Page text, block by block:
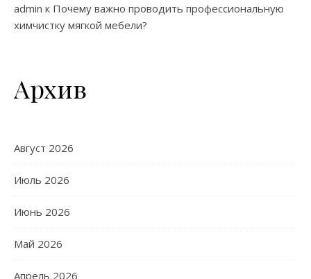
admin к Почему важно проводить профессиональную
химчистку мягкой мебели?
Архив
Август 2026
Июль 2026
Июнь 2026
Май 2026
Апрель 2026